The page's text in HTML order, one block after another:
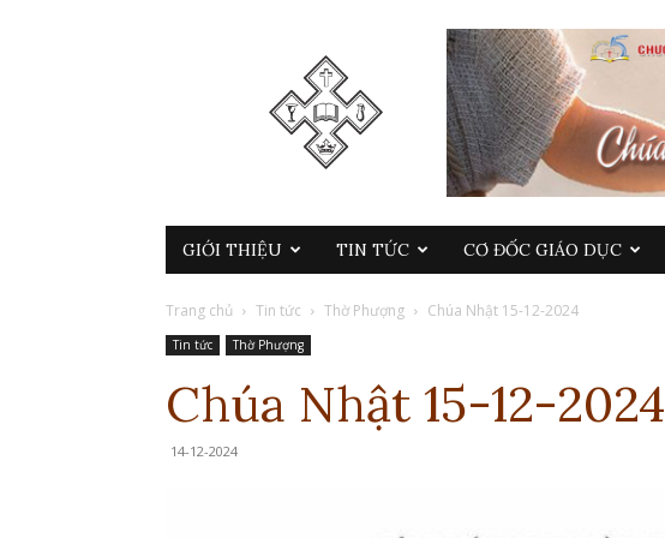
GIỚI THIỆU TIN TỨC CƠ ĐỐC GIÁO DỤC
Trang chủ Tin tức Thờ Phượng Chúa Nhật 15-12-2024
Tin tức Thờ Phượng
Chúa Nhật 15-12-2024
14-12-2024